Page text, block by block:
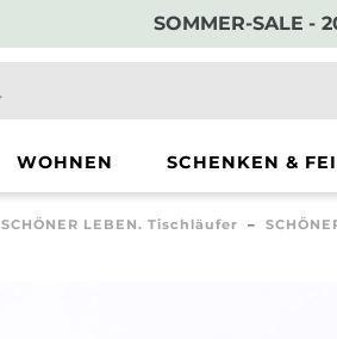
SOMMER-SALE -
WOHNEN SCHENKEN &
SCHÖNER LEBEN. Tischläufer